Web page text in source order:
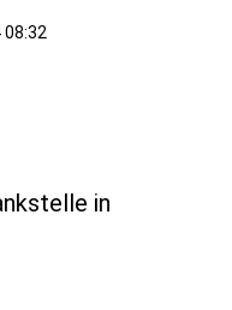
08:32
in